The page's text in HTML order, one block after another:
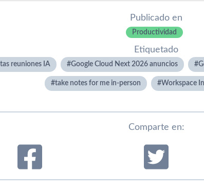
Publicado en
Productividad
Etiquetado
reuniones IA Google Cloud Next 2026 anuncios
take notes for me in-person Workspace
Comparte en: